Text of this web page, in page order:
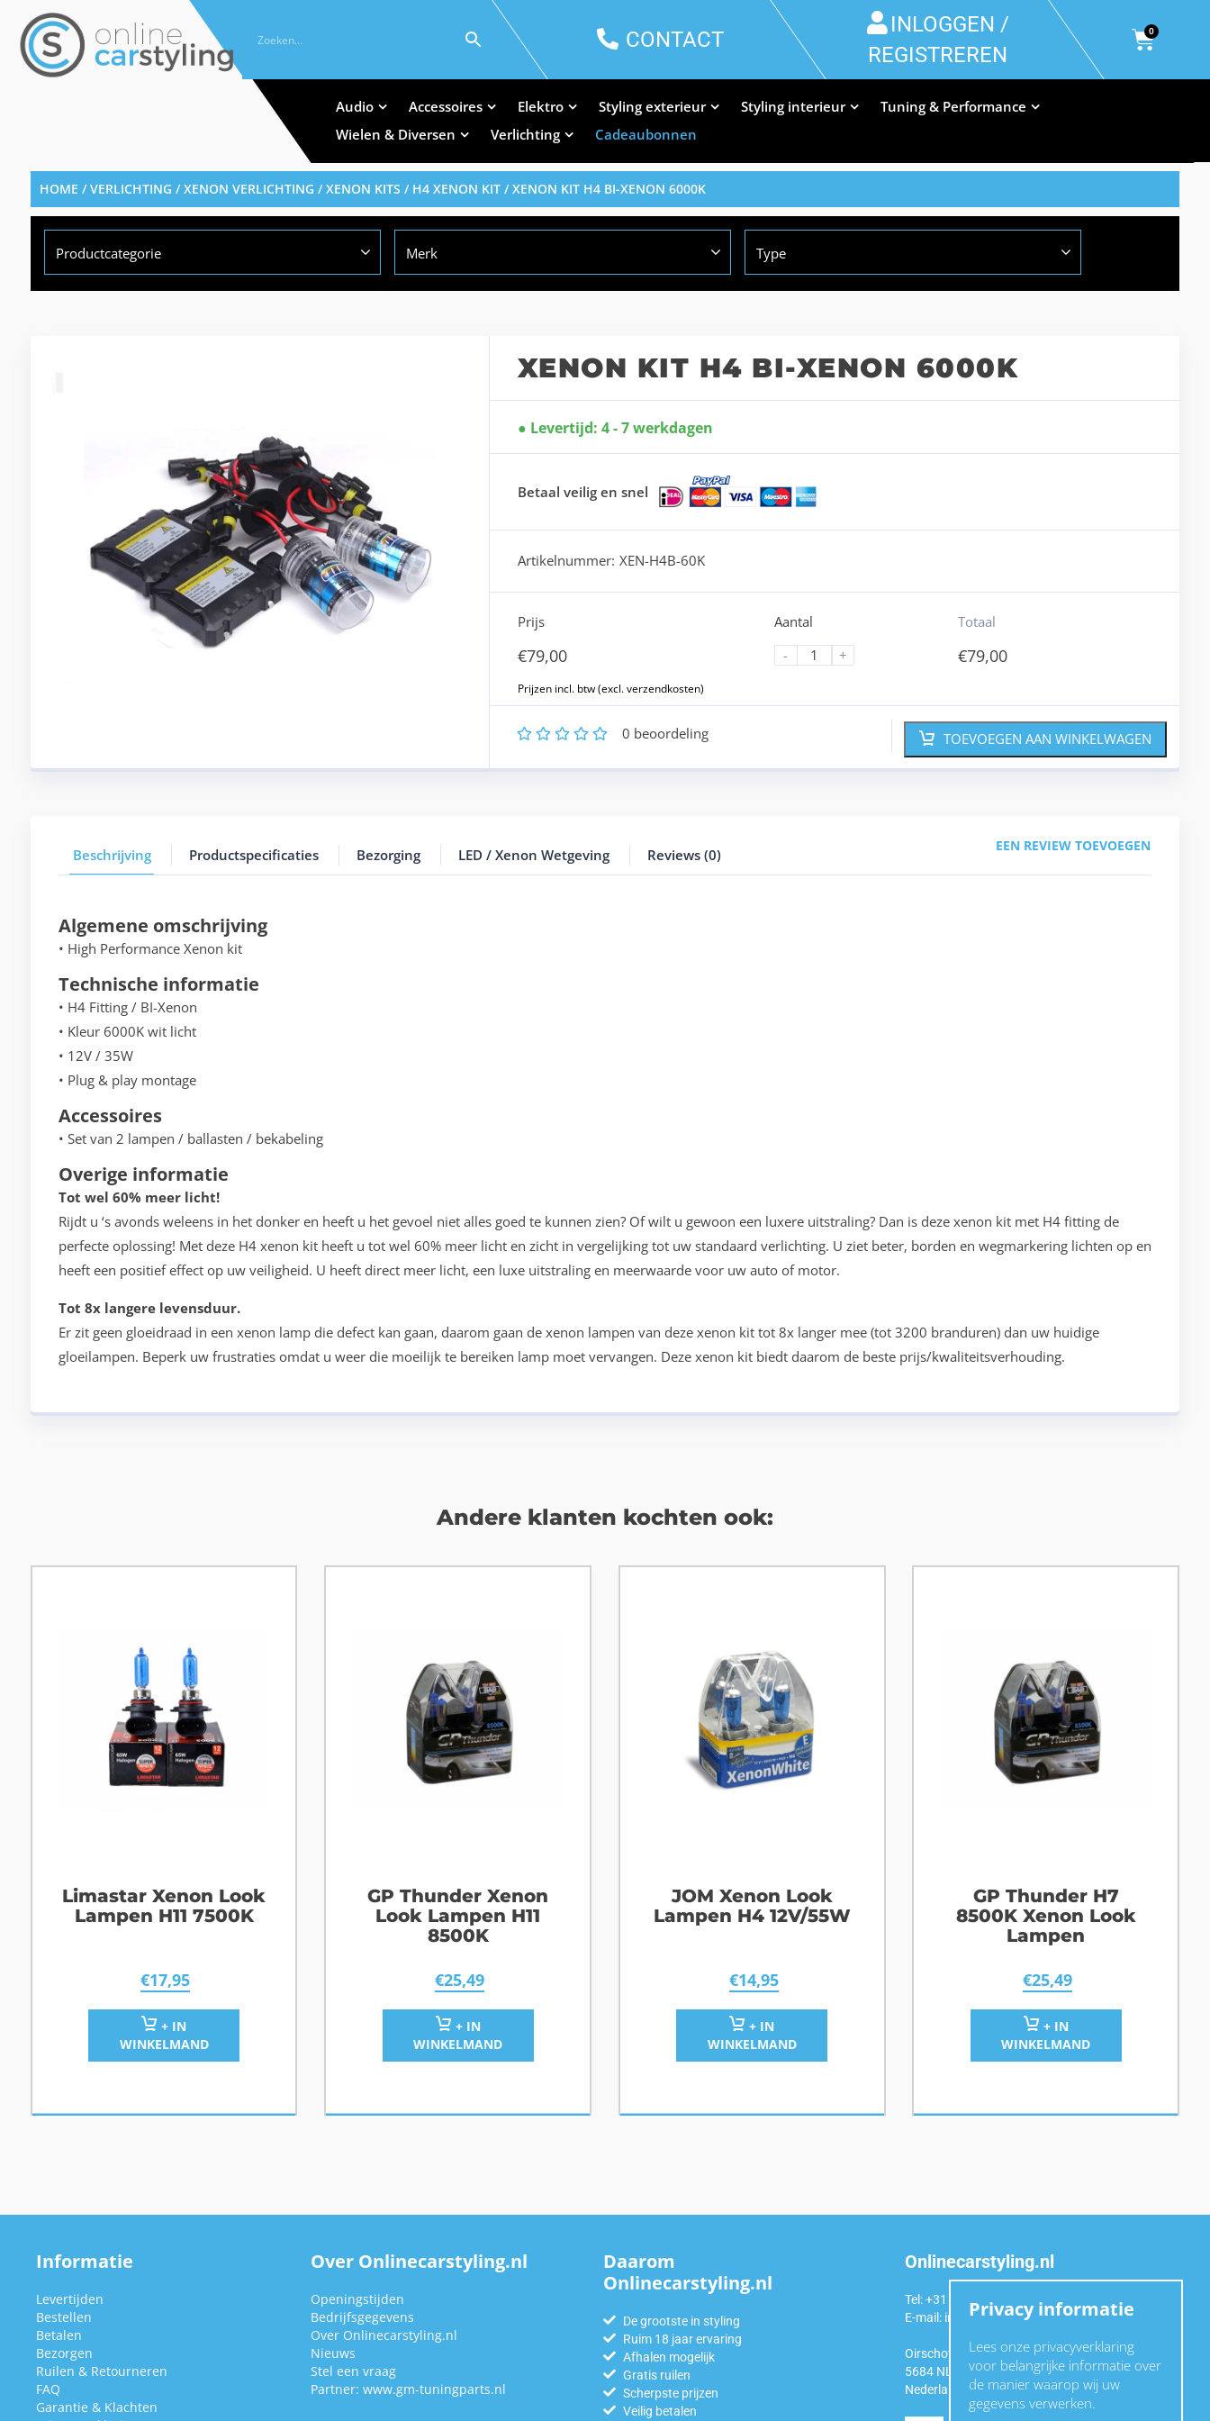
CONTACT
INLOGGEN /
REGISTREREN
0
Audio Accessoires Elektro Styling exterieur Styling interieur
Tuning & Performance
Wielen & Diversen
Verlichting Cadeaubonnen
HOME /VERLICHTING /XENON VERLICHTING /XENON KITS / H4 XENON KIT/ XENON KIT H4 BI-XENON 6000K
Productcategorie Merk Type
XENON KIT H4 BI-XENON 6000K
Levertijd: 4 - 7 werkdagen
Betaal veilig en snel
Artikelnummer: XEN-H4B-60K
Prijs
€79,00
Aantal
-
+
Totaal
€79,00
5
4
3
2 0 beoordeling TOEVOEGEN AAN WINKELWAGEN
Beschrijving Productspecificaties Bezorging LED / Xenon Wetgeving Reviews (0)
EEN REVIEW TOEVOEGEN
Algemene omschrijving
• High Performance Xenon kit
Technische informatie
• H4 Fitting / BI-Xenon
• Kleur 6000K wit licht
• 12V / 35W
• Plug & play montage
Accessoires
• Set van 2 lampen / ballasten / bekabeling
Overige informatie
Tot wel 60% meer licht!
Rijdt u ‘s avonds weleens in het donker en heeft u het gevoel niet alles goed te kunnen zien? Of wilt u gewoon een luxere uitstraling? Dan is deze xenon kit met H4 fitting de
perfecte oplossing! Met deze H4 xenon kit heeft u tot wel 60% meer licht en zicht in vergelijking tot uw standaard verlichting. U ziet beter, borden en wegmarkering lichten op en
heeft een positief effect op uw veiligheid. U heeft direct meer licht, een luxe uitstraling en meerwaarde voor uw auto of motor.
Tot 8x langere levensduur.
Er zit geen gloeidraad in een xenon lamp die defect kan gaan, daarom gaan de xenon lampen van deze xenon kit tot 8x langer mee (tot 3200 branduren) dan uw huidige
gloeilampen. Beperk uw frustraties omdat u weer die moeilijk te bereiken lamp moet vervangen. Deze xenon kit biedt daarom de beste prijs/kwaliteitsverhouding.
Andere klanten kochten ook:
Limastar Xenon Look
Lampen H11 7500K
€17,95
+ IN
WINKELMAND
GP Thunder Xenon
Look Lampen H11
8500K
€25,49
+ IN
WINKELMAND
JOM Xenon Look
Lampen H4 12V/55W
€14,95
+ IN
WINKELMAND
GP Thunder H7
8500K Xenon Look
Lampen
€25,49
+ IN
WINKELMAND
Informatie
Levertijden
Bestellen
Betalen
Bezorgen
Ruilen & Retourneren
FAQ
Garantie & Klachten
Over Onlinecarstyling.nl
Openingstijden
Bedrijfsgegevens
Over Onlinecarstyling.nl
Nieuws
Stel een vraag
Partner: www.gm-tuningparts.nl
Daarom
Onlinecarstyling.nl
De grootste in styling
Ruim 18 jaar ervaring
Afhalen mogelijk
Gratis ruilen
Scherpste prijzen
Veilig betalen
Onlinecarstyling.nl
Tel: +31 (0)6 54 98 49 99
E-mail: info@onlinecarstyling.nl
Oirschotseweg 92a
5684 NL Best
Nederland
Privacy informatie
Lees onze privacyverklaring
voor belangrijke informatie over
de manier waarop wij uw
gegevens verwerken.